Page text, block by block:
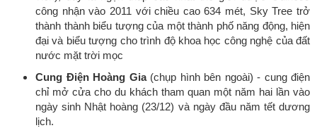
công nhận vào 2011 với chiều cao 634 mét, Sky Tree trở
thành thành biểu tượng của một thành phố năng động, hiện
đại và biểu tượng cho trình độ khoa học công nghệ của đất
nước mặt trời mọc
Cung Điện Hoàng Gia(chụp hình bên ngoài) - cung điện
chỉ mở cửa cho du khách tham quan một năm hai lần vào
ngày sinh Nhật hoàng (23/12) và ngày đầu năm tết dương
lịch.